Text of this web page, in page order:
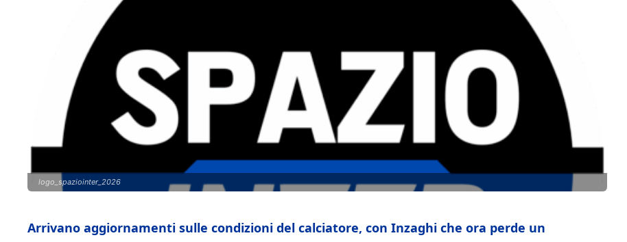
logo_spaziointer_2026
Arrivano aggiornamenti sulle condizioni del calciatore, con Inzaghi che ora perde un